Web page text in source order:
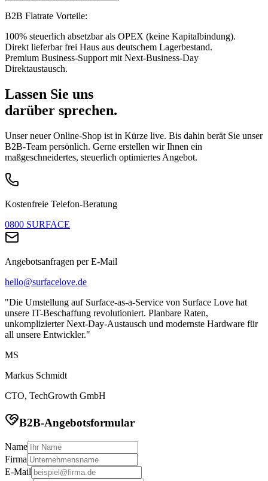
B2B Flatrate Vorteile:
100% steuerlich absetzbar als OPEX (keine Kapitalbindung).
Direkt lieferbar frei Haus aus deutschem Lagerbestand.
Premium Business-Support mit Next-Business-Day
Direktaustausch.
Lassen Sie uns
darüber sprechen.
Unser neuer Online-Shop ist in Kürze live. Bis dahin berät Sie unser
B2B-Team persönlich. Gerne erstellen wir Ihnen ein
maßgeschneidertes, steuerlich optimiertes Angebot.
Kostenfreie Telefon-Beratung
0800 SURFACE
Angebotsanfragen per E-Mail
hello@surfacelove.de
"Die Umstellung auf Surface-as-a-Service von Surface Love hat
unsere IT-Beschaffung revolutioniert. Planbare Raten,
unkomplizierter Next-Day-Austausch und modernste Hardware für
all unsere Entwickler."
MS
Markus Schmidt
CTO, TechGrowth GmbH
B2B-Angebotsformular
Name
Firma
E-Mail